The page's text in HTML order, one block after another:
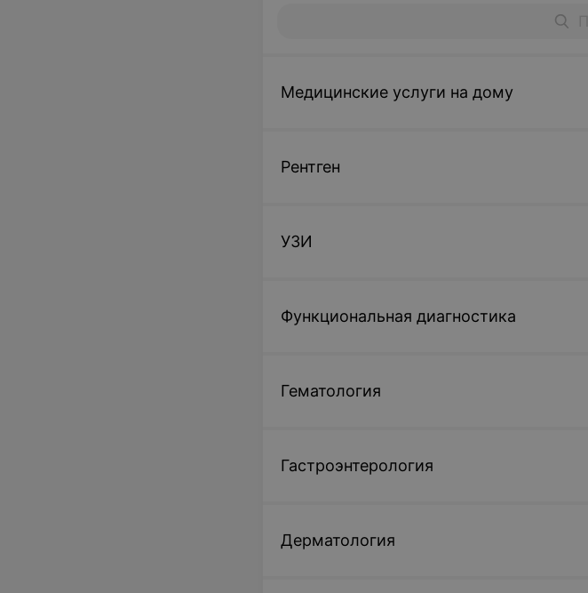
Медицинские услуги на дому
Рентген
УЗИ
Функциональная диагностика
Гематология
Гастроэнтерология
Дерматология